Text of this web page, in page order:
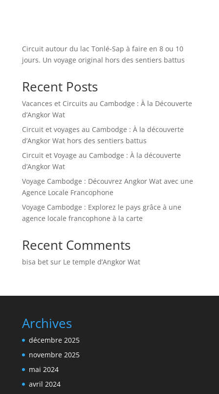
Circuit autour du lac Tonlé-Sap à faire en 8 ou 10
jours. Un voyage original hors des sentiers battus
Recent Posts
Vacances et Circuits au Cambodge : À la Découverte
d’Angkor Wat
Circuit et voyages au Cambodge : À la découverte
d’Angkor Wat hors des sentiers battus
Circuit et Voyage au Cambodge : À la découverte
d’Angkor Wat
Voyage Cambodge : Découvrez Angkor Wat avec une
Agence Locale Francophone
Voyage Cambodge : Explorez le pays grâce à une
agence locale francophone à la carte
Recent Comments
bisa betsur Le temple d’Angkor Wat
Archives
décembre 2025
novembre 2025
mai 2024
avril 2024